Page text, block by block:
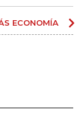
ECONOMÍA